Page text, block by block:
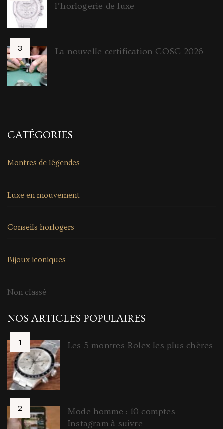
l’horlogerie de luxe
La nouvelle certification COSC 2026
CATÉGORIES
Montres de légendes
Luxe en mouvement
Conseils horlogers
Bijoux iconiques
Non classé
NOS ARTICLES POPULAIRES
Les 5 montres Rolex les plus chères
Mode homme : 10 comptes
Instagram à suivre